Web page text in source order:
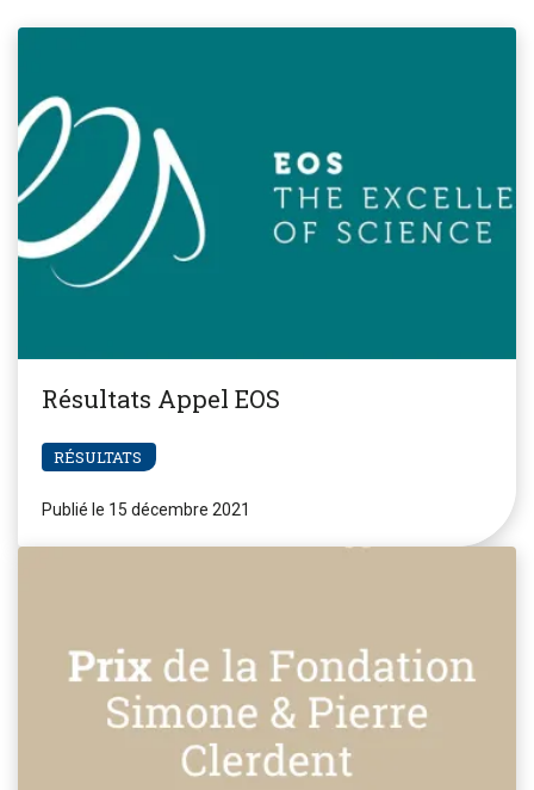
Résultats Appel EOS
RÉSULTATS
Publié le 15 décembre 2021